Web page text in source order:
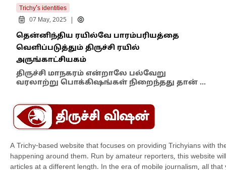
Trichy's identities
07 May, 2025
தென்னிந்திய ரயில்வே பாரம்பரியத்தை
வெளிப்படுத்தும் திருச்சி ரயில்
அருங்காட்சியகம்
திருச்சி மாநகரம் என்றாலே பல்வேறு
வரலாற்று பொக்கிஷங்கள் நிறைந்தது தான் …
A Trichy-based website that focuses on providing Trichyians with
happening around them. Run by amateur reporters, this website
articles at a different length. In the era of mobile journalism, all that